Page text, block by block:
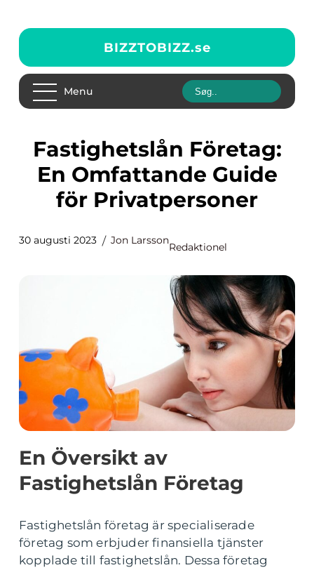
BIZZTOBIZZ.se
Menu
Fastighetslån Företag:
En Omfattande Guide
för Privatpersoner
30 augusti 2023 Jon Larsson
Redaktionel
En Översikt av
Fastighetslån Företag
Fastighetslån företag är specialiserade
företag som erbjuder finansiella tjänster
kopplade till fastighetslån. Dessa företag